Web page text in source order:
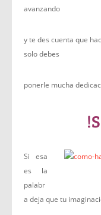
avanzando
y te des cuenta que
solo debes
ponerle mucha
Si esa
es la
palabr
a deja que tu